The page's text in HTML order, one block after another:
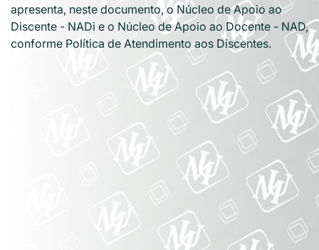
apresenta, neste documento, o Núcleo de Apoio ao
Discente - NADi e o Núcleo de Apoio ao Docente - NAD,
conforme Política de Atendimento aos Discentes.